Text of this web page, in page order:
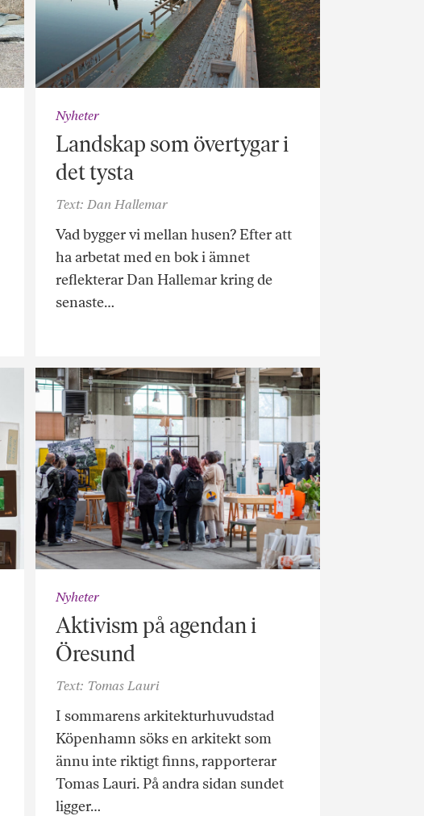
Nyheter
Landskap som övertygar i
det tysta
Text: Dan Hallemar
Vad bygger vi mellan husen? Efter att
ha arbetat med en bok i ämnet
reflekterar Dan Hallemar kring de
senaste…
Nyheter
Aktivism på agendan i
Öresund
Text: Tomas Lauri
I sommarens arkitekturhuvudstad
Köpenhamn söks en arkitekt som
ännu inte riktigt finns, rapporterar
Tomas Lauri. På andra sidan sundet
ligger…